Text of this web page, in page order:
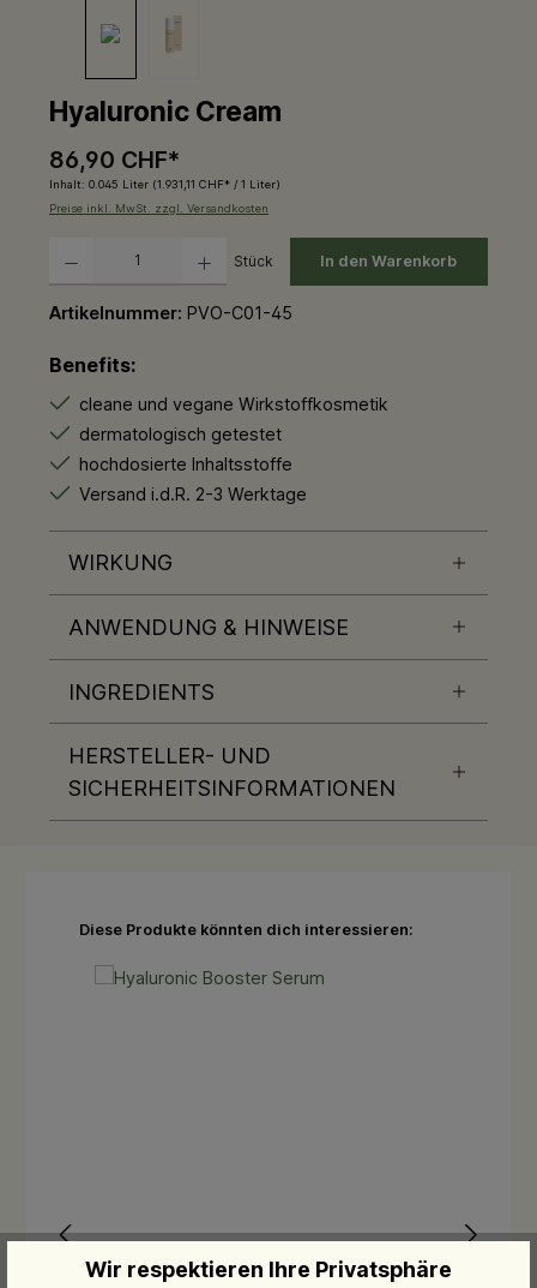
Hyaluronic Cream
86,90 CHF*
Inhalt: 0.045 Liter (1.931,11 CHF* / 1 Liter)
Preise inkl. MwSt. zzgl. Versandkosten
Stück In den Warenkorb
Artikelnummer: PVO-C01-45
Benefits:
cleane und vegane Wirkstoffkosmetik
dermatologisch getestet
hochdosierte Inhaltsstoffe
Versand i.d.R. 2-3 Werktage
WIRKUNG
ANWENDUNG & HINWEISE
INGREDIENTS
HERSTELLER- UND
SICHERHEITSINFORMATIONEN
Produktgalerie überspringen
Diese Produkte könnten dich interessieren:
Hyaluronic Booster Serum
Wir respektieren Ihre Privatsphäre